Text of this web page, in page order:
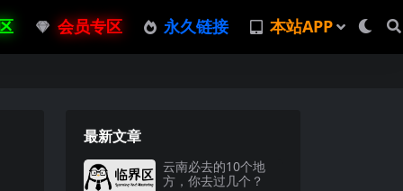
会员专区 永久链接 本站APP
最新文章
云南必去的10个地
方，你去过几个？